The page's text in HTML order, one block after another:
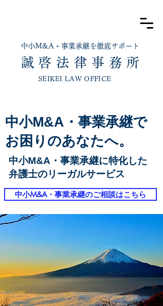
​誠 啓 法 律 事 務 所
中小​M&A・事業承継を徹底サポート
SEIKEI LAW OFFICE
中小M&A・事業承継で
​お困りのあなたへ。
中小M&A・事業承継に特化した
弁護士のリーガルサービス
中小M&A・事業承継のご相談はこちら